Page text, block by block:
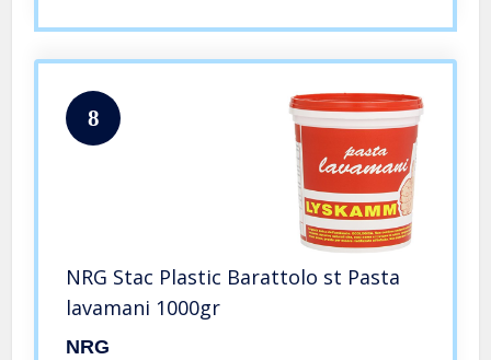
8
NRG Stac Plastic Barattolo st Pasta
lavamani 1000gr
NRG